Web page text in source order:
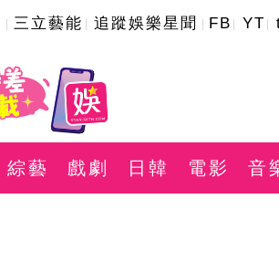
三立藝能 追蹤娛樂星聞 FB YT
綜藝 戲劇 日韓 電影 音